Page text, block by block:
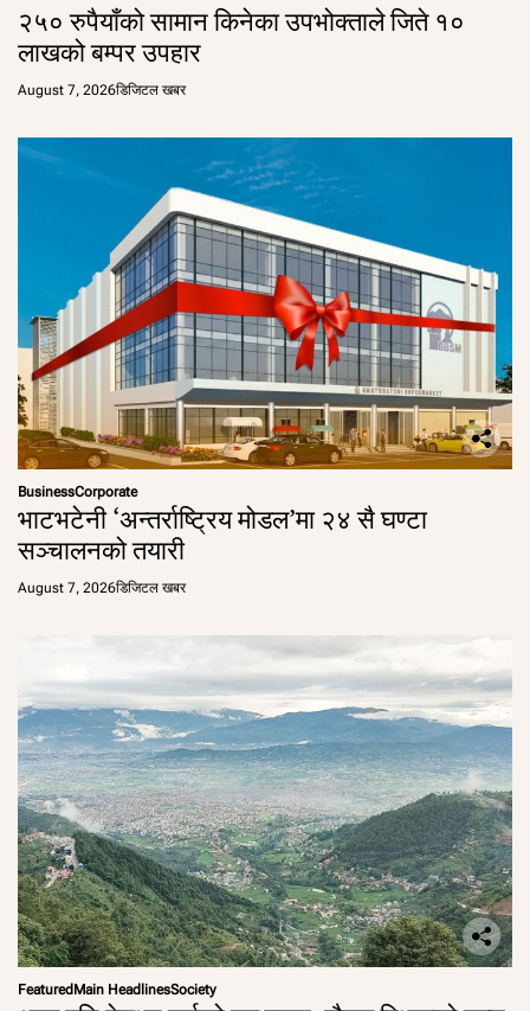
२५० रुपैयाँको सामान किनेका उपभोक्ताले जिते १०
लाखको बम्पर उपहार
August 7, 2026डिजिटल खबर
BusinessCorporate
भाटभटेनी ‘अन्तर्राष्ट्रिय मोडल’मा २४ सै घण्टा
सञ्चालनको तयारी
August 7, 2026डिजिटल खबर
Featured Main HeadlinesSociety